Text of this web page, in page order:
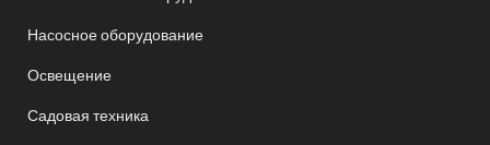
Насосное оборудование
Освещение
Садовая техника